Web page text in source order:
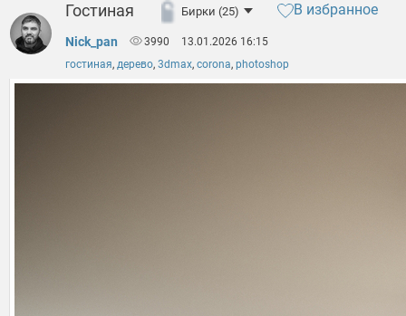
Гостиная Бирки (25) В избранное
Nick_pan 3990
13.01.2026 16:15
гостиная, дерево, 3dmax, corona, photoshop